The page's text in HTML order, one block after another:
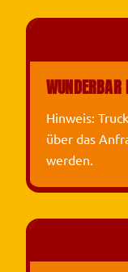
Hinweis:
über das
werden.